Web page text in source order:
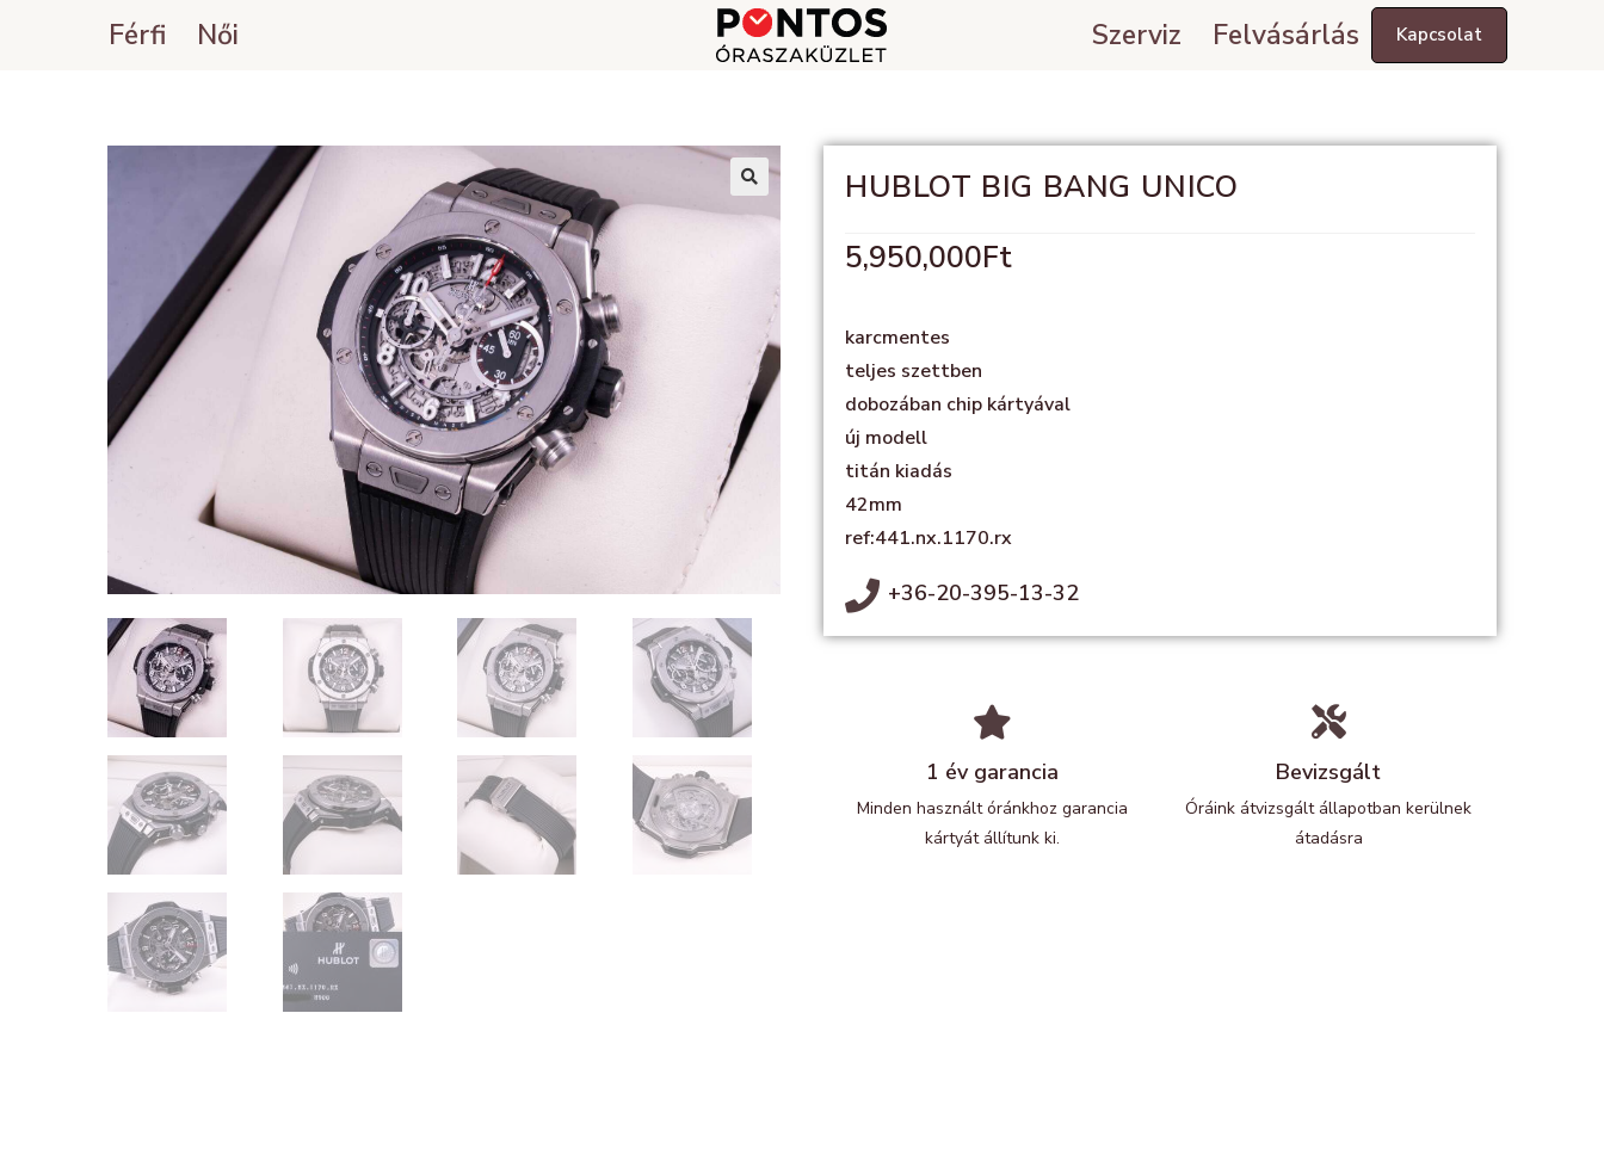
Férfi Női Szerviz Felvásárlás Kapcsolat
🔍
HUBLOT BIG BANG UNICO
5,950,000Ft
karcmentes
teljes szettben
dobozában chip kártyával
új modell
titán kiadás
42mm
ref:441.nx.1170.rx
+36-20-395-13-32
1 év garancia
Minden használt óránkhoz garancia
kártyát állítunk ki.
Bevizsgált
Óráink átvizsgált állapotban kerülnek
átadásra